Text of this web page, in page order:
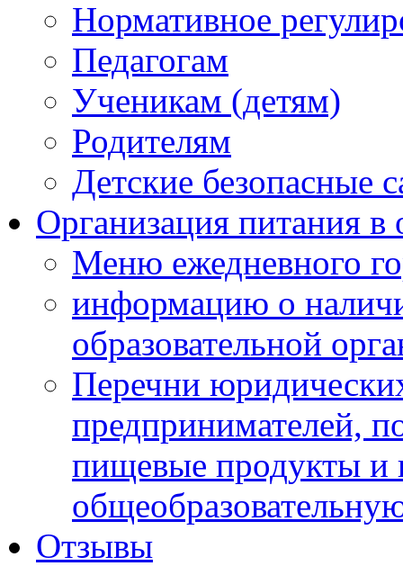
Нормативное
Педагогам
Ученикам (детям)
Родителям
Детские безопасные
Организация питания в
Меню ежедневного
информацию о
образовательной
Перечни
предпринимателей,
пищевые продукты и
Отзывы